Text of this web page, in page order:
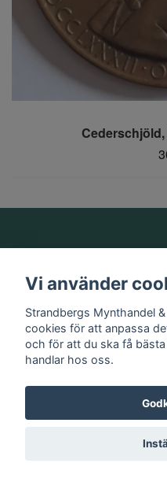
Information
Sociala medier
© 2026 Strandbergs
Vi använder
Strandbergs Mynthandel
cookies för att anpassa
och för att du ska få
handlar hos oss.